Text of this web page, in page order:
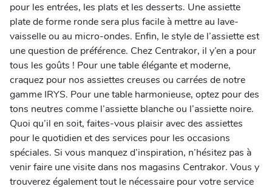
pour les entrées, les plats et les desserts. Une assiette
plate de forme ronde sera plus facile à mettre au lave-
vaisselle ou au micro-ondes. Enfin, le style de l’assiette est
une question de préférence. Chez Centrakor, il y’en a pour
tous les goûts ! Pour une table élégante et moderne,
craquez pour nos assiettes creuses ou carrées de notre
gamme IRYS. Pour une table harmonieuse, optez pour des
tons neutres comme l’assiette blanche ou l’assiette noire.
Quoi qu’il en soit, faites-vous plaisir avec des assiettes
pour le quotidien et des services pour les occasions
spéciales. Si vous manquez d’inspiration, n’hésitez pas à
venir faire une visite dans nos magasins Centrakor. Vous y
trouverez également tout le nécessaire pour votre service